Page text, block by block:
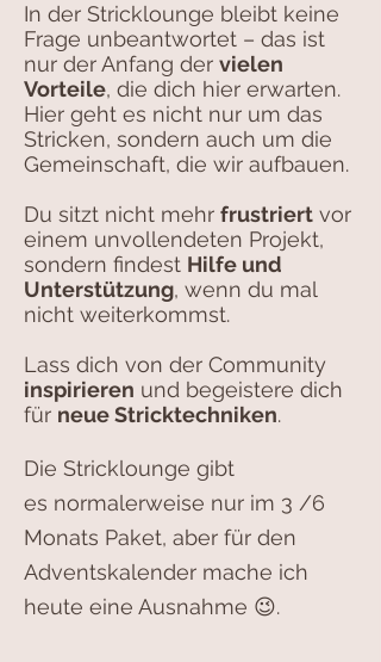
In der Stricklounge bleibt keine
Frage unbeantwortet – das ist
nur der Anfang der vielen
Vorteile, die dich hier erwarten.
Hier geht es nicht nur um das
Stricken, sondern auch um die
Gemeinschaft, die wir aufbauen.
Du sitzt nicht mehr frustriert vor
einem unvollendeten Projekt,
sondern findest Hilfe und
Unterstützung, wenn du mal
nicht weiterkommst.
Lass dich von der Community
inspirieren und begeistere dich
für neue Stricktechniken.
Die Stricklounge gibt
es normalerweise nur im 3 /6
Monats Paket, aber für den
Adventskalender mache ich
heute eine Ausnahme 😉.